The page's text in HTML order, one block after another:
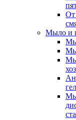
От
Мыло и